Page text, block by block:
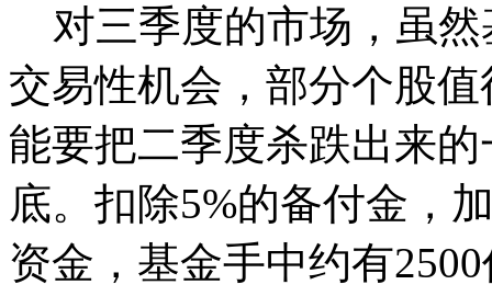
对三季度的市场，虽然
交易性机会，部分个股
能要把二季度杀跌出来
底。扣除5%的备付金，
资金，基金手中约有